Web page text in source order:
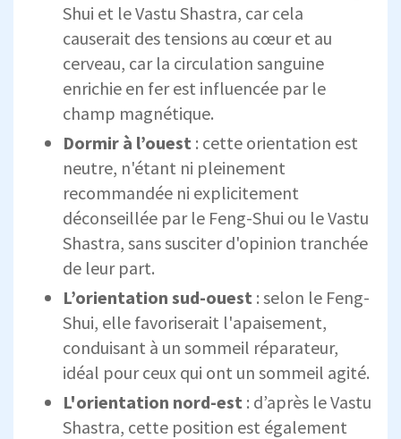
Shui et le Vastu Shastra, car cela
causerait des tensions au cœur et au
cerveau, car la circulation sanguine
enrichie en fer est influencée par le
champ magnétique.
Dormir à l’ouest : cette orientation est
neutre, n'étant ni pleinement
recommandée ni explicitement
déconseillée par le Feng-Shui ou le Vastu
Shastra, sans susciter d'opinion tranchée
de leur part.
L’orientation sud-ouest : selon le Feng-
Shui, elle favoriserait l'apaisement,
conduisant à un sommeil réparateur,
idéal pour ceux qui ont un sommeil agité.
L'orientation nord-est : d’après le Vastu
Shastra, cette position est également